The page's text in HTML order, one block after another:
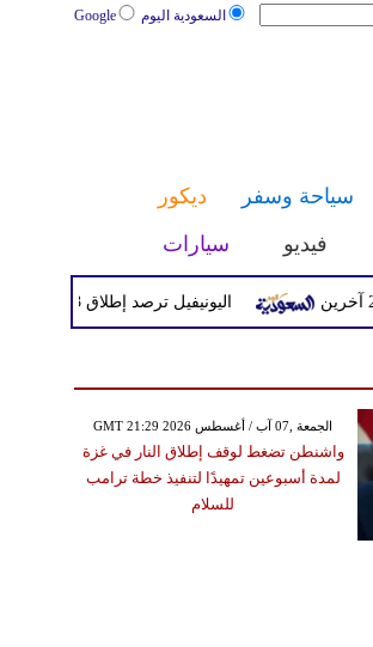
السعودية اليوم Google
سياحة وسفر
ديكور
فيديو سيارات
اليونيفيل ترصد إطلاق 113 مقذوفا إسرائيليا على لبنان خلال يوم واحد
GMT 21:29 2026 الجمعة ,07 آب / أغسطس
واشنطن تضغط لوقف إطلاق النار في غزة
لمدة أسبوعين تمهيدًا لتنفيذ خطة ترامب
للسلام